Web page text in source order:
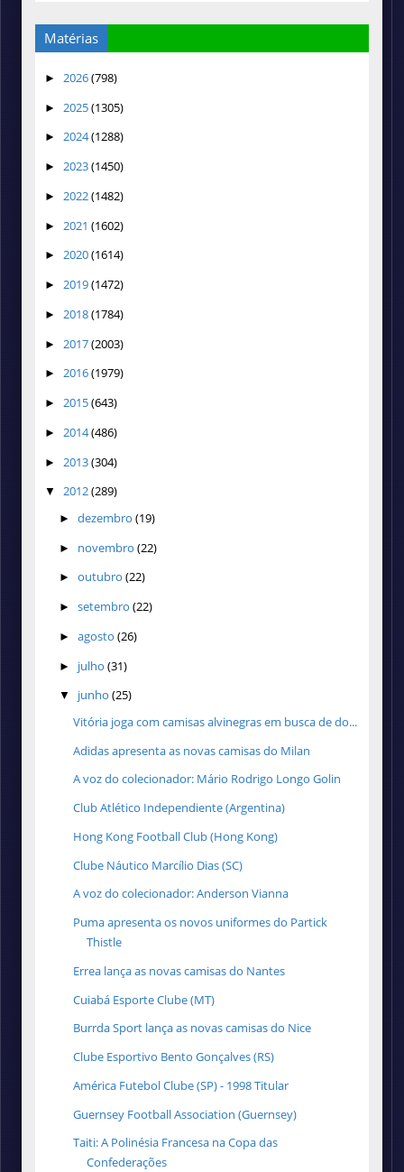
Matérias
► 2026(798)
► 2025(1305)
► 2024(1288)
► 2023(1450)
► 2022(1482)
► 2021 (1602)
► 2020(1614)
► 2019(1472)
► 2018(1784)
► 2017(2003)
► 2016(1979)
► 2015(643)
► 2014(486)
► 2013(304)
▼ 2012(289)
► dezembro (19)
► novembro (22)
► outubro (22)
► setembro (22)
► agosto (26)
► julho (31)
▼ junho (25)
Vitória joga com camisas alvinegras em busca de do...
Adidas apresenta as novas camisas do Milan
A voz do colecionador: Mário Rodrigo Longo Golin
Club Atlético Independiente (Argentina)
Hong Kong Football Club (Hong Kong)
Clube Náutico Marcílio Dias (SC)
A voz do colecionador: Anderson Vianna
Puma apresenta os novos uniformes do Partick
Thistle
Errea lança as novas camisas do Nantes
Cuiabá Esporte Clube (MT)
Burrda Sport lança as novas camisas do Nice
Clube Esportivo Bento Gonçalves (RS)
América Futebol Clube (SP) - 1998 Titular
Guernsey Football Association (Guernsey)
Taiti: A Polinésia Francesa na Copa das
Confederações